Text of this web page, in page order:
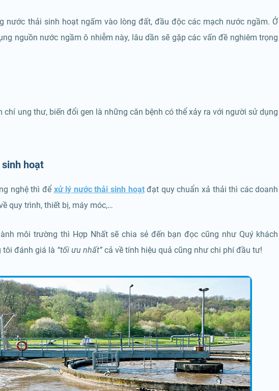
nước thải sinh hoạt ngấm vào lòng đất, đầu độc các mạch nước ngầm. Ở
nguồn nước ngầm ô nhiễm này, lâu dần sẽ gặp các vấn đề nghiêm trọng
chí ung thư, biến đổi gen là những căn bệnh có thể xảy ra với người sử dụng
hoạt
nghệ thì để xử lý nước thải sinh hoạtđạt quy chuẩn xả thải thì các doanh
quy trình, thiết bị, máy móc,…
môi trường thì Hợp Nhất sẽ chia sẻ đến bạn đọc cũng như Quý khách
tôi đánh giá là “tối ưu nhất” cả về tính hiệu quả cũng như chi phí đầu tư!